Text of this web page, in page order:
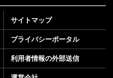
サイトマップ
プライバシーポータル
利用者情報の外部送信